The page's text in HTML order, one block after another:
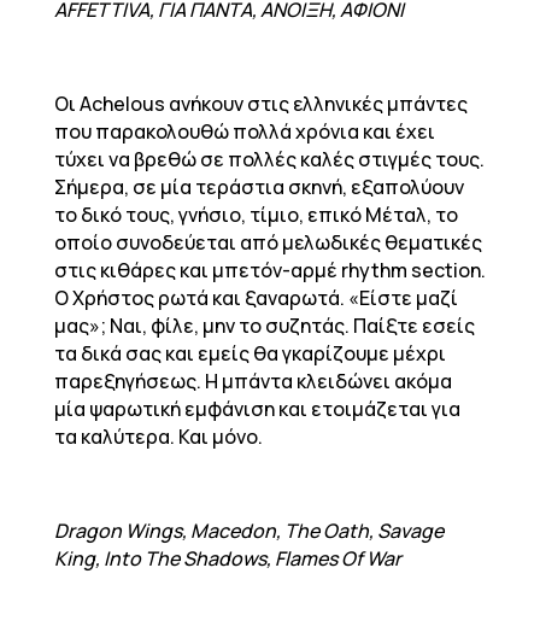
AFFETTIVA, ΓΙΑ ΠΑΝΤΑ, ΑΝΟΙΞΗ, ΑΦΙΟΝΙ
Οι Achelous ανήκουν στις ελληνικές μπάντες
που παρακολουθώ πολλά χρόνια και έχει
τύχει να βρεθώ σε πολλές καλές στιγμές τους.
Σήμερα, σε μία τεράστια σκηνή, εξαπολύουν
το δικό τους, γνήσιο, τίμιο, επικό Μέταλ, το
οποίο συνοδεύεται από μελωδικές θεματικές
στις κιθάρες και μπετόν-αρμέ rhythm section.
Ο Χρήστος ρωτά και ξαναρωτά. «Είστε μαζί
μας»; Ναι, φίλε, μην το συζητάς. Παίξτε εσείς
τα δικά σας και εμείς θα γκαρίζουμε μέχρι
παρεξηγήσεως. Η μπάντα κλειδώνει ακόμα
μία ψαρωτική εμφάνιση και ετοιμάζεται για
τα καλύτερα. Και μόνο.
Dragon Wings, Macedon, The Oath, Savage
King, Into The Shadows, Flames Of War